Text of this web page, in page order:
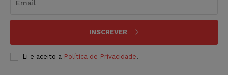
INSCREVER
Li e aceito a Política de Privacidade.